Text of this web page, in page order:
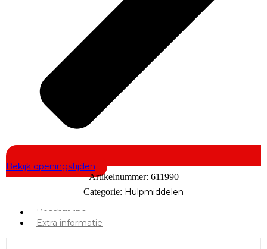
Bekijk openingstijden
Artikelnummer: 611990
Categorie: Hulpmiddelen
Beschrijving
Extra informatie